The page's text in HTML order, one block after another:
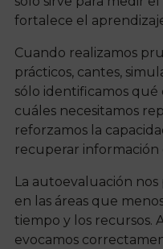
fortalece el
Cuando realizamos
prácticos, cantes,
sólo identificamos
cuáles necesitamos
reforzamos la
recuperar información
La autoevaluación
en las áreas que
tiempo y los recursos.
evocamos